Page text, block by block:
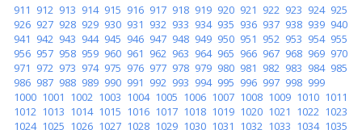
911 912 913 914 915 916 917 918 919 920 921 922 923 924 925
926 927 928 929 930 931 932 933 934 935 936 937 938 939 940
941 942 943 944 945 946 947 948 949 950 951 952 953 954 955
956 957 958 959 960 961 962 963 964 965 966 967 968 969 970
971 972 973 974 975 976 977 978 979 980 981 982 983 984 985
986 987 988 989 990 991 992 993 994 995 996 997 998 999
1000 1001 1002 1003 1004 1005 1006 1007 1008 1009 1010 1011
1012 1013 1014 1015 1016 1017 1018 1019 1020 1021 1022 1023
1024 1025 1026 1027 1028 1029 1030 1031 1032 1033 1034 1035